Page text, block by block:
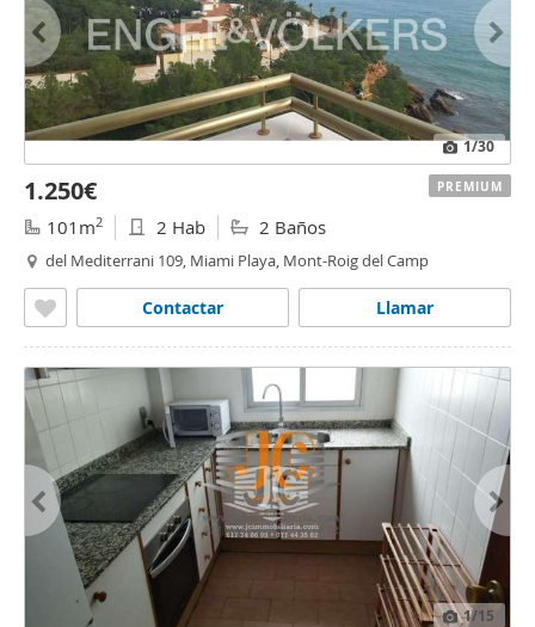
1/30
1.250€
101m2 2 Hab 2 Baños
del Mediterrani 109, Miami Playa, Mont-Roig del Camp
Llamar
Contactar
PREMIUM
1/15